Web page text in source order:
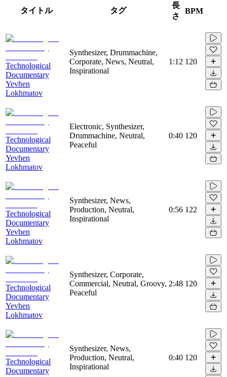
タイトル タグ
長
さ
BPM
Technological
Documentary
Yevhen
Lokhmatov
Synthesizer, Drummachine,
Corporate, News, Neutral,
Inspirational
1:12 120
Technological
Documentary
Yevhen
Lokhmatov
Electronic, Synthesizer,
Drummachine, Neutral,
Peaceful
0:40 120
Technological
Documentary
Yevhen
Lokhmatov
Synthesizer, News,
Production, Neutral,
Inspirational
0:56 122
Technological
Documentary
Yevhen
Lokhmatov
Synthesizer, Corporate,
Commercial, Neutral, Groovy,
Peaceful
2:48 120
Technological
Documentary
Synthesizer, News,
Production, Neutral,
Inspirational
0:40 120